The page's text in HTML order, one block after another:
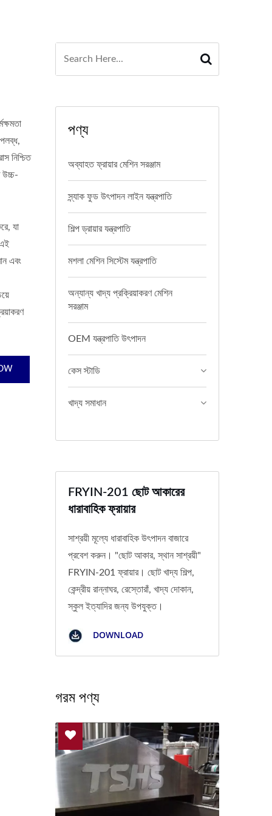
নিশ্চিত
উচ্চ-
যা
এবং
পণ্য
অব্যাহত ফ্রায়ার মেশিন সরঞ্জাম
স্ন্যাক ফুড উৎপাদন লাইন যন্ত্রপাতি
শিল্প ড্রায়ার যন্ত্রপাতি
মশলা মেশিন সিস্টেম যন্ত্রপাতি
অন্যান্য খাদ্য প্রক্রিয়াকরণ মেশিন
সরঞ্জাম
OEM যন্ত্রপাতি উৎপাদন
কেস স্টাডি
খাদ্য সমাধান
FRYIN-201 ছোট আকারের
ধারাবাহিক ফ্রায়ার
সাশ্রয়ী মূল্যে ধারাবাহিক উৎপাদন বাজারে
প্রবেশ করুন। "ছোট আকার, স্থান সাশ্রয়ী"
FRYIN-201 ফ্রায়ার। ছোট খাদ্য শিল্প,
কেন্দ্রীয় রান্নাঘর, রেস্তোরাঁ, খাদ্য দোকান,
স্কুল ইত্যাদির জন্য উপযুক্ত।
DOWNLOAD
গরম পণ্য